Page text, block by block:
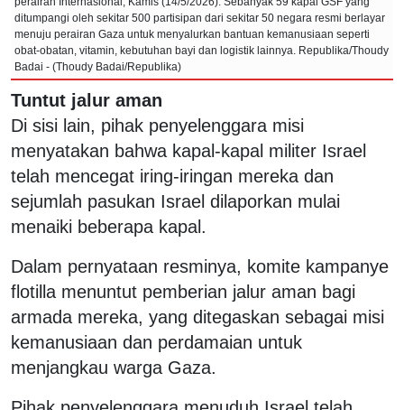
ditumpangi oleh sekitar 500 partisipan dari sekitar 50 negara resmi berlayar
menuju perairan Gaza untuk menyalurkan bantuan kemanusiaan seperti
obat-obatan, vitamin, kebutuhan bayi dan logistik lainnya. Republika/Thoudy
Badai - (Thoudy Badai/Republika)
Tuntut jalur aman
Di sisi lain, pihak penyelenggara misi
menyatakan bahwa kapal-kapal militer Israel
telah mencegat iring-iringan mereka dan
sejumlah pasukan Israel dilaporkan mulai
menaiki beberapa kapal.
Dalam pernyataan resminya, komite kampanye
flotilla menuntut pemberian jalur aman bagi
armada mereka, yang ditegaskan sebagai misi
kemanusiaan dan perdamaian untuk
menjangkau warga Gaza.